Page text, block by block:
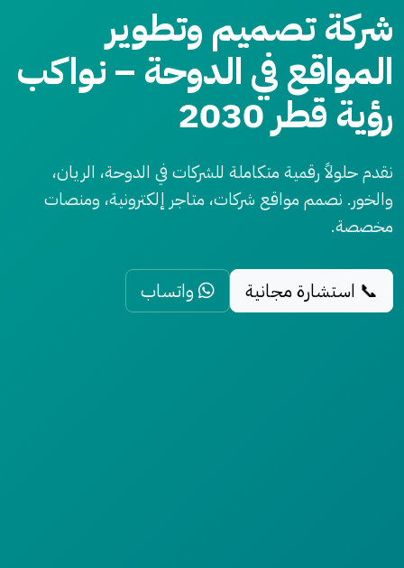
شركة تصميم وتطوير
المواقع في الدوحة – نواكب
رؤية قطر 2030
نقدم حلولاً رقمية متكاملة للشركات في الدوحة، الريان،
والخور. نصمم مواقع شركات، متاجر إلكترونية، ومنصات
مخصصة.
📞 استشارة مجانية واتساب